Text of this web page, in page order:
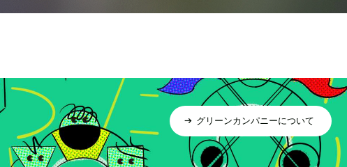
グリーンカンパニーについて